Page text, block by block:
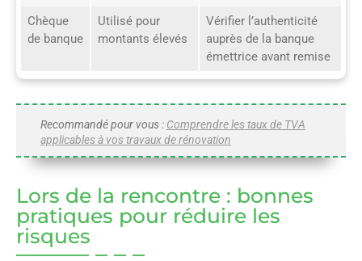
Chèque
de banque
Utilisé pour
montants élevés
Vérifier l’authenticité
auprès de la banque
émettrice avant remise
Recommandé pour vous : Comprendre les taux de TVA
applicables à vos travaux de rénovation
Lors de la rencontre : bonnes
pratiques pour réduire les
risques